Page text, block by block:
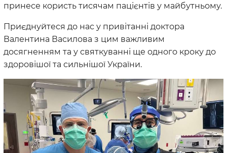
принесе користь тисячам пацієнтів у майбутньому.
Приєднуйтеся до нас у привітанні доктора
Валентина Василова з цим важливим
досягненням та у святкуванні ще одного кроку до
здоровішої та сильнішої України.